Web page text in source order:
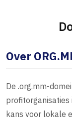
Over
De .org.mm-
profitorganisaties
kans voor lokale